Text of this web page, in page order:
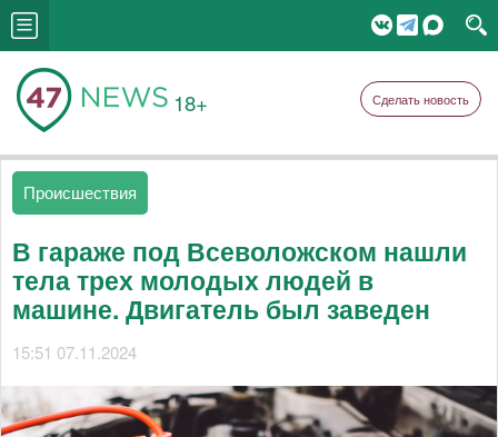
18+ Сделать новость
Происшествия
В гараже под Всеволожском нашли
тела трех молодых людей в
машине. Двигатель был заведен
15:51 07.11.2024